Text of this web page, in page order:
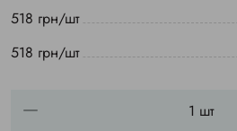
518 грн/шт
518 грн/шт